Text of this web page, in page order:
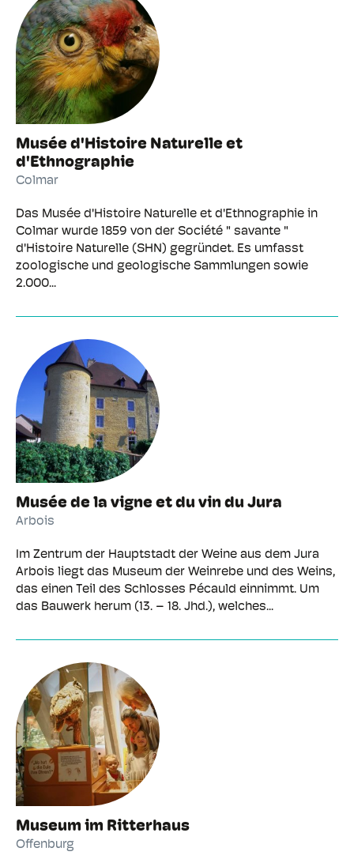
Musée d'Histoire Naturelle et
d'Ethnographie
Colmar
Das Musée d'Histoire Naturelle et d'Ethnographie in
Colmar wurde 1859 von der Société " savante "
d'Histoire Naturelle (SHN) gegründet. Es umfasst
zoologische und geologische Sammlungen sowie
2.000...
Musée de la vigne et du vin du Jura
Arbois
Im Zentrum der Hauptstadt der Weine aus dem Jura
Arbois liegt das Museum der Weinrebe und des Weins,
das einen Teil des Schlosses Pécauld einnimmt. Um
das Bauwerk herum (13. – 18. Jhd.), welches...
Museum im Ritterhaus
Offenburg